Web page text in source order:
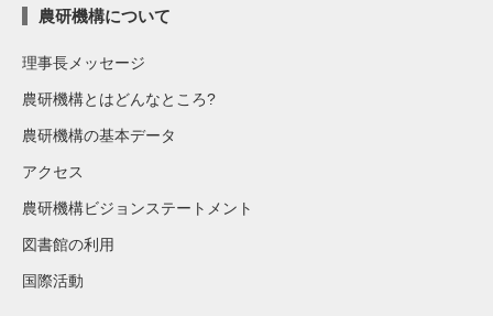
農研機構について
理事長メッセージ
農研機構とはどんなところ?
農研機構の基本データ
アクセス
農研機構ビジョンステートメント
図書館の利用
国際活動